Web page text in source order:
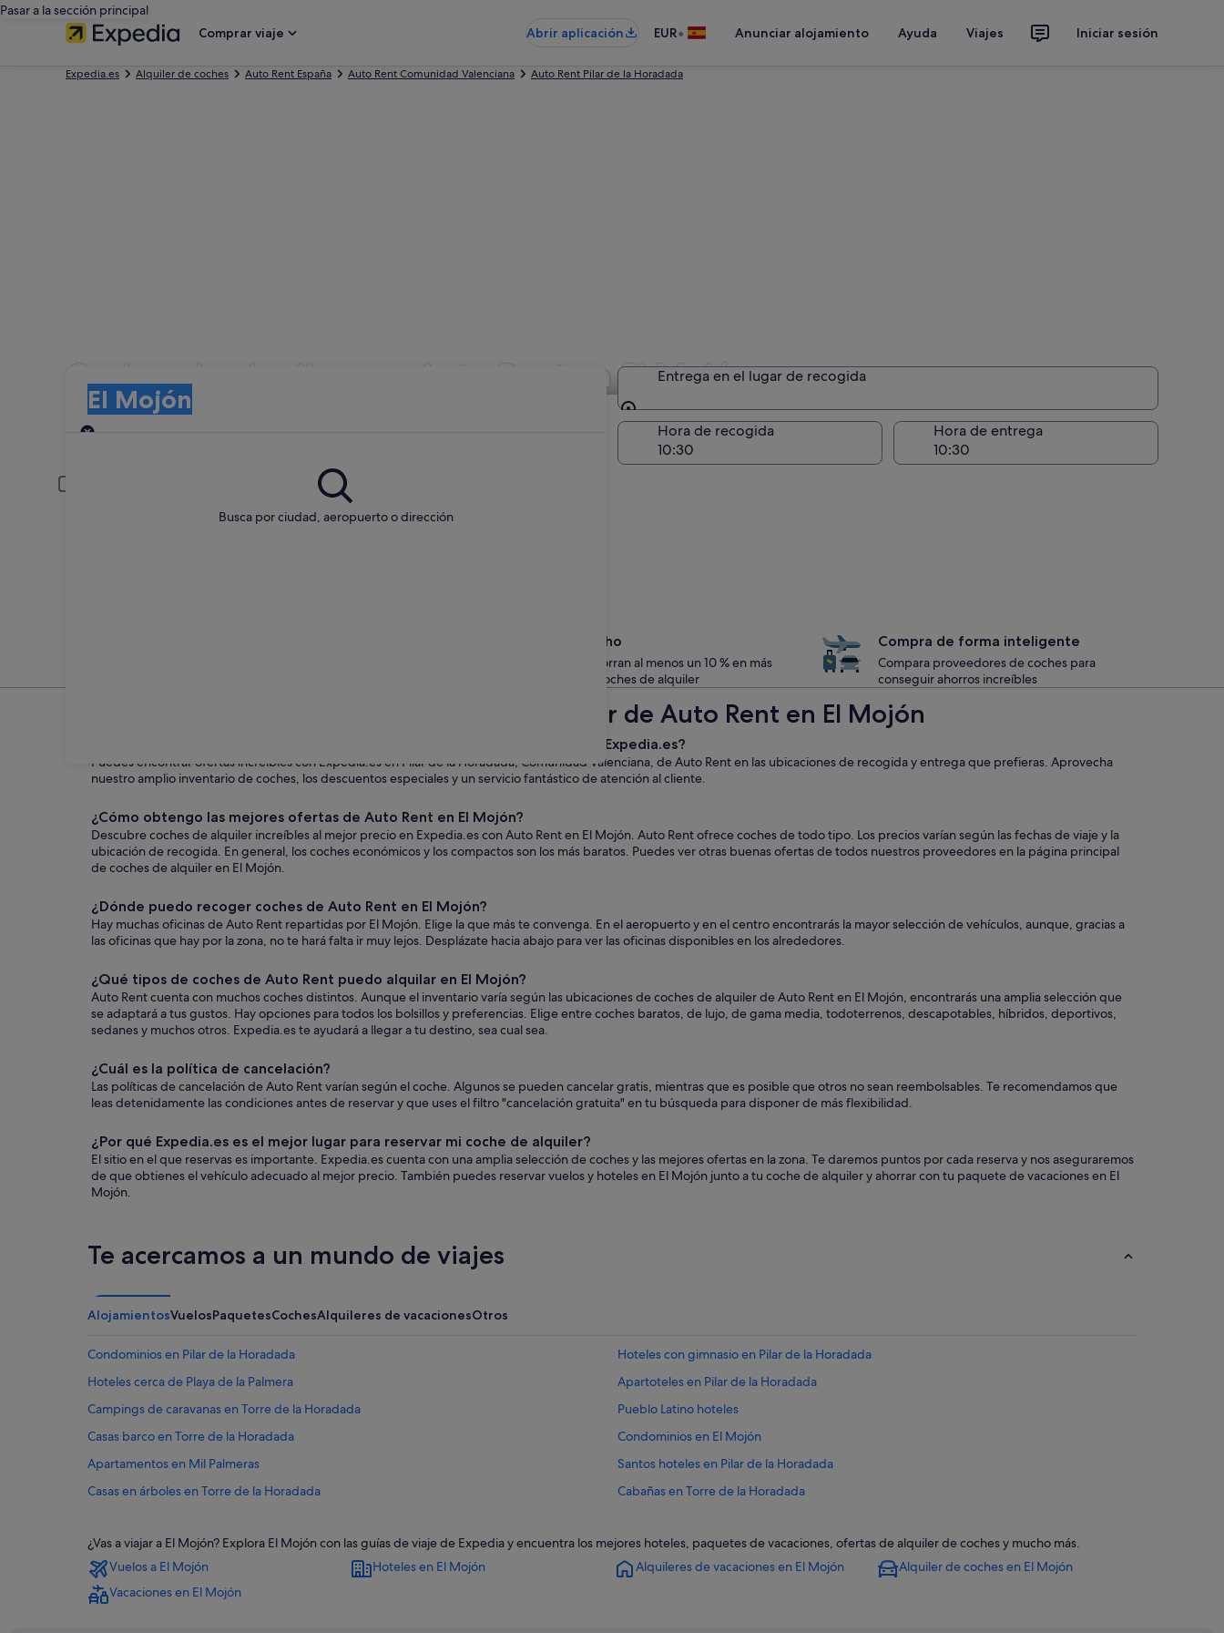
Pasar a la sección principal
Comprar viaje
Abrir aplicación EUR• Anunciar alojamiento Ayuda Viajes Iniciar sesión
Expedia.es Alquiler de coches Auto Rent España Auto Rent Comunidad Valenciana Auto Rent Pilar de la Horadada
Coches de alquiler con Auto Rent en El Mojón
Busca por ciudad, aeropuerto o dirección
El Mojón
Recogida
Entrega en el lugar de recogida
Entrega en el lugar de recogida
Hora de recogida Hora de entrega
Conductor menor de 30 años o mayor de 70
Es posible que los conductores jóvenes o los mayores deban pagar un recargo.
Date un capricho
Los miembros ahorran al menos un 10 % en más
de un millón de coches de alquiler
Compra de forma inteligente
Compara proveedores de coches para
conseguir ahorros increíbles
Qué debes saber sobre los coches de alquiler de Auto Rent en El Mojón
¿Cuáles son las ventajas de alquilar un coche de Auto Rent en El Mojón con Expedia.es?
Puedes encontrar ofertas increíbles con Expedia.es en Pilar de la Horadada, Comunidad Valenciana, de Auto Rent en las ubicaciones de recogida y entrega que prefieras. Aprovecha
nuestro amplio inventario de coches, los descuentos especiales y un servicio fantástico de atención al cliente.
¿Cómo obtengo las mejores ofertas de Auto Rent en El Mojón?
Descubre coches de alquiler increíbles al mejor precio en Expedia.es con Auto Rent en El Mojón. Auto Rent ofrece coches de todo tipo. Los precios varían según las fechas de viaje y la
ubicación de recogida. En general, los coches económicos y los compactos son los más baratos. Puedes ver otras buenas ofertas de todos nuestros proveedores en la página principal
de coches de alquiler en El Mojón.
¿Dónde puedo recoger coches de Auto Rent en El Mojón?
Hay muchas oficinas de Auto Rent repartidas por El Mojón. Elige la que más te convenga. En el aeropuerto y en el centro encontrarás la mayor selección de vehículos, aunque, gracias a
las oficinas que hay por la zona, no te hará falta ir muy lejos. Desplázate hacia abajo para ver las oficinas disponibles en los alrededores.
¿Qué tipos de coches de Auto Rent puedo alquilar en El Mojón?
Auto Rent cuenta con muchos coches distintos. Aunque el inventario varía según las ubicaciones de coches de alquiler de Auto Rent en El Mojón, encontrarás una amplia selección que
se adaptará a tus gustos. Hay opciones para todos los bolsillos y preferencias. Elige entre coches baratos, de lujo, de gama media, todoterrenos, descapotables, híbridos, deportivos,
sedanes y muchos otros. Expedia.es te ayudará a llegar a tu destino, sea cual sea.
¿Cuál es la política de cancelación?
Las políticas de cancelación de Auto Rent varían según el coche. Algunos se pueden cancelar gratis, mientras que es posible que otros no sean reembolsables. Te recomendamos que
leas detenidamente las condiciones antes de reservar y que uses el filtro "cancelación gratuita" en tu búsqueda para disponer de más flexibilidad.
¿Por qué Expedia.es es el mejor lugar para reservar mi coche de alquiler?
El sitio en el que reservas es importante. Expedia.es cuenta con una amplia selección de coches y las mejores ofertas en la zona. Te daremos puntos por cada reserva y nos aseguraremos
de que obtienes el vehículo adecuado al mejor precio. También puedes reservar vuelos y hoteles en El Mojón junto a tu coche de alquiler y ahorrar con tu paquete de vacaciones en El
Mojón.
Te acercamos a un mundo de viajes
AlojamientosVuelosPaquetesCochesAlquileres de vacacionesOtros
Condominios en Pilar de la Horadada
Hoteles con gimnasio en Pilar de la Horadada
Hoteles cerca de Playa de la Palmera
Apartoteles en Pilar de la Horadada
Campings de caravanas en Torre de la Horadada
Pueblo Latino hoteles
Casas barco en Torre de la Horadada
Condominios en El Mojón
Apartamentos en Mil Palmeras
Santos hoteles en Pilar de la Horadada
Casas en árboles en Torre de la Horadada
Cabañas en Torre de la Horadada
Chalets en Torre de la Horadada
El Mojón hoteles
Independent hoteles en Torre de la Horadada
Casas de campo en El Mojón
Hoteles con restaurante en Pilar de la Horadada
¿Vas a viajar a El Mojón? Explora El Mojón con las guías de viaje de Expedia y encuentra los mejores hoteles, paquetes de vacaciones, ofertas de alquiler de coches y mucho más.
Vuelos a El Mojón
Hoteles en El Mojón Alquileres de vacaciones en El Mojón
Alquiler de coches en El Mojón
Vacaciones en El Mojón